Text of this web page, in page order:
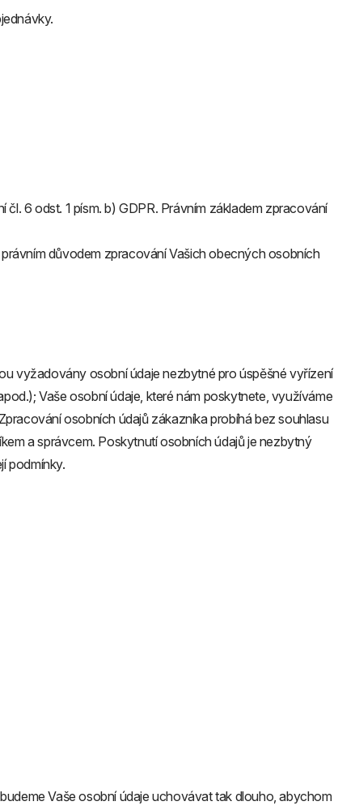
6 odst. 1 písm. b) GDPR. Právním základem zpracování
důvodem zpracování Vašich obecných osobních
vyžadovány osobní údaje nezbytné pro úspěšné vyřízení
Vaše osobní údaje, které nám poskytnete, využíváme
osobních údajů zákazníka probíhá bez souhlasu
a správcem. Poskytnutí osobních údajů je nezbytný
podmínky.
Vaše osobní údaje uchovávat tak dlouho, abychom